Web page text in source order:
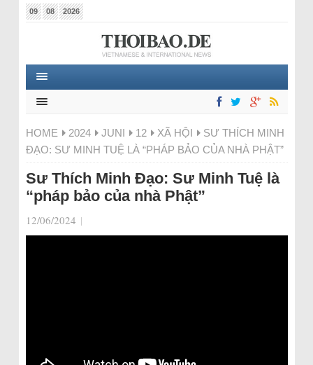
09 08 2026
HOME 2024 JUNI 12 XÃ HỘI
SƯ THÍCH MINH
ĐẠO: SƯ MINH TUỆ LÀ “PHÁP BẢO CỦA NHÀ PHẬT”
Sư Thích Minh Đạo: Sư Minh Tuệ là
“pháp bảo của nhà Phật”
12/06/2024 |